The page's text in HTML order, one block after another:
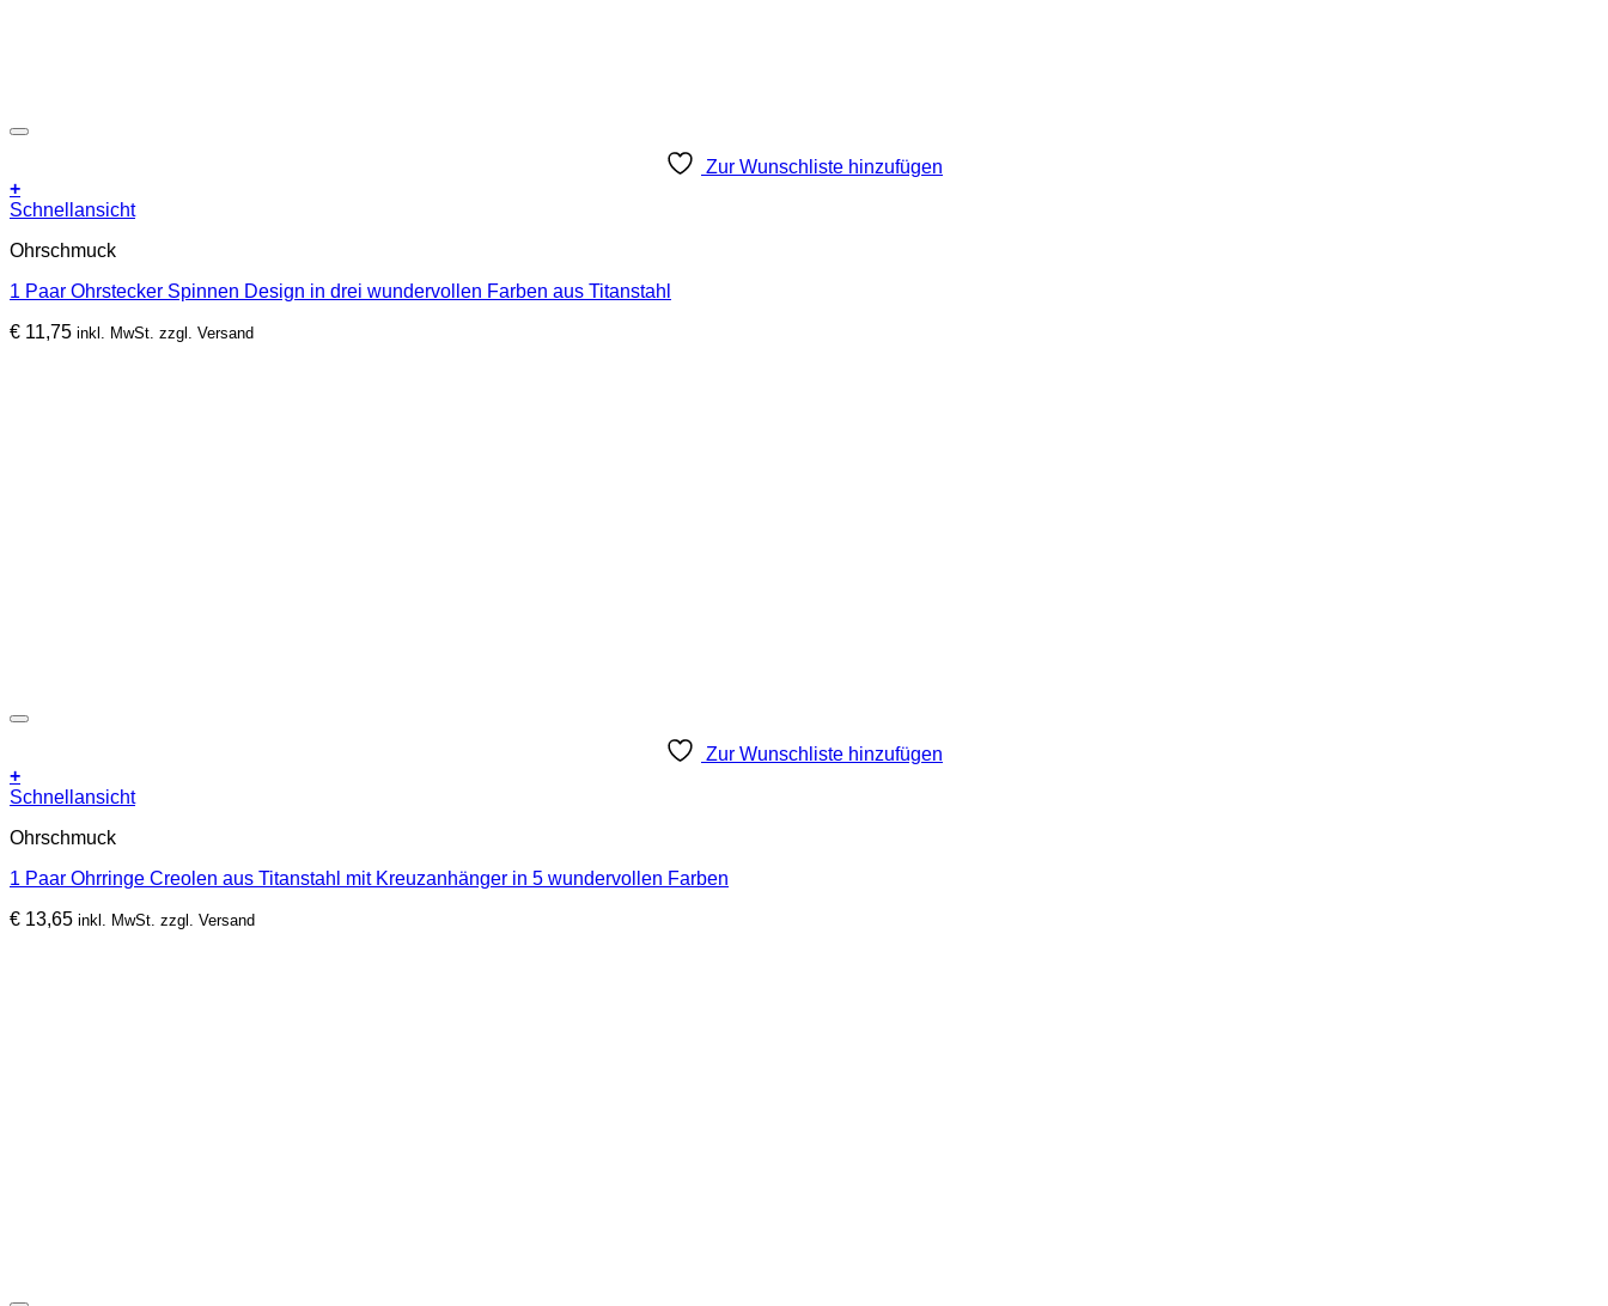
Zur Wunschliste hinzufügen
+
Dieses
weist
Varianten
Die
Schnellansicht
Ohrschmuck
1 Paar Ohrstecker Spinnen Design in drei wundervollen Farben aus Titanstahl
€ 11,75 inkl. MwSt. zzgl. Versand
Zur Wunschliste hinzufügen
+
Dieses
weist
Varianten
Die
Schnellansicht
Ohrschmuck
1 Paar Ohrringe Creolen aus Titanstahl mit Kreuzanhänger in 5 wundervollen Farben
€ 13,65 inkl. MwSt. zzgl. Versand